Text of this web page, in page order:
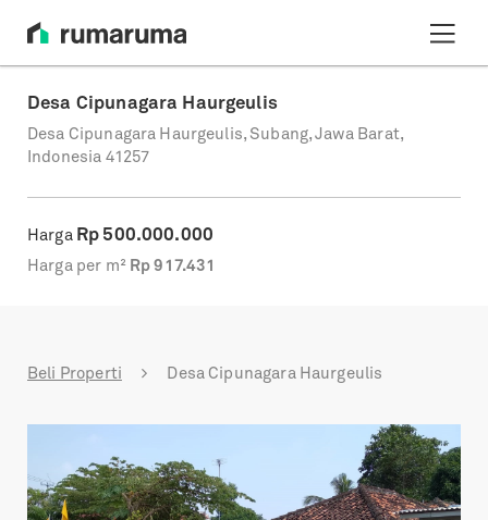
Desa Cipunagara Haurgeulis
Desa Cipunagara Haurgeulis, Subang, Jawa Barat,
Indonesia 41257
Harga Rp 500.000.000
Harga per m² Rp 917.431
Beli Properti Desa Cipunagara Haurgeulis
Next